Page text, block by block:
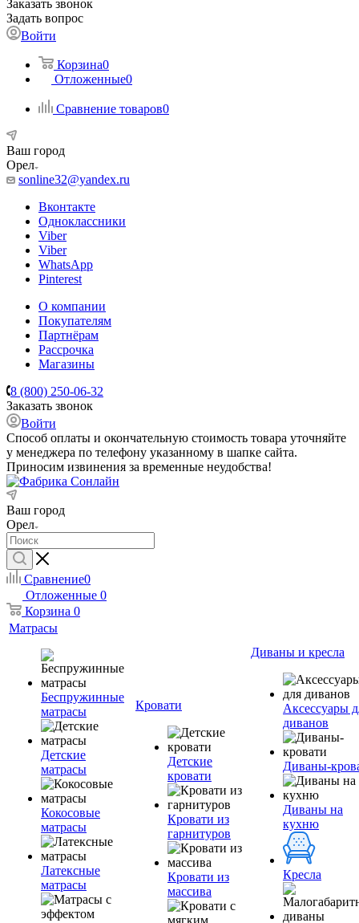
Заказать звонок
Задать вопрос
Войти
Корзина0
Отложенные0
Сравнение товаров0
Ваш город
Орел
sonline32@yandex.ru
Вконтакте
Одноклассники
Viber
Viber
WhatsApp
Pinterest
О компании
Покупателям
Партнёрам
Рассрочка
Магазины
8 (800) 250-06-32
Заказать звонок
Войти
Способ оплаты и окончательную стоимость товара уточняйте
у менеджера по телефону указанному в шапке сайта.
Приносим извинения за временные неудобства!
Ваш город
Орел
Сравнение0
Отложенные 0
Корзина 0
Матрасы
Беспружинные
матрасы
Детские
матрасы
Кокосовые
матрасы
Латексные
матрасы
Кровати
Детские
кровати
Кровати из
гарнитуров
Кровати из
массива
Диваны и кресла
Аксессуары
диванов
Диваны-
Диваны на
кухню
Кресла